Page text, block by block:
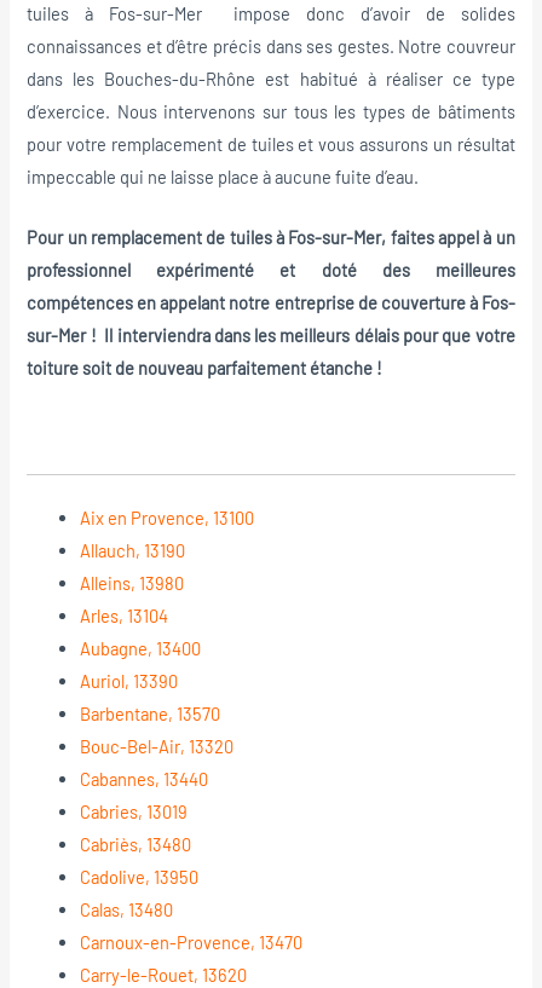
tuiles à Fos-sur-Mer impose donc d’avoir de solides
connaissances et d’être précis dans ses gestes. Notre couvreur
dans les Bouches-du-Rhône est habitué à réaliser ce type
d’exercice. Nous intervenons sur tous les types de bâtiments
pour votre remplacement de tuiles et vous assurons un résultat
impeccable qui ne laisse place à aucune fuite d’eau.
Pour un remplacement de tuiles à Fos-sur-Mer, faites appel à un
professionnel expérimenté et doté des meilleures
compétences en appelant notre entreprise de couverture à Fos-
sur-Mer ! Il interviendra dans les meilleurs délais pour que votre
toiture soit de nouveau parfaitement étanche !
Aix en Provence, 13100
Allauch, 13190
Alleins, 13980
Arles, 13104
Aubagne, 13400
Auriol, 13390
Barbentane, 13570
Bouc-Bel-Air, 13320
Cabannes, 13440
Cabries, 13019
Cabriès, 13480
Cadolive, 13950
Calas, 13480
Carnoux-en-Provence, 13470
Carry-le-Rouet, 13620